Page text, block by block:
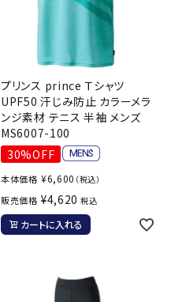
プリンス prince Ｔシャツ
UPF50 汗じみ防止 カラーメラ
ンジ素材 テニス 半袖 メンズ
MS6007-100
30%OFF
本体価格 ¥6,600 （税込）
販売価格 ¥4,620 税込
カートに入れる